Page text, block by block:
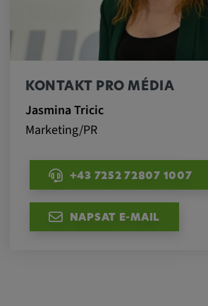
KONTAKT PRO MÉDIA
Jasmina Tricic
Marketing/PR
+43 7252 72807 1007
NAPSAT E-MAIL